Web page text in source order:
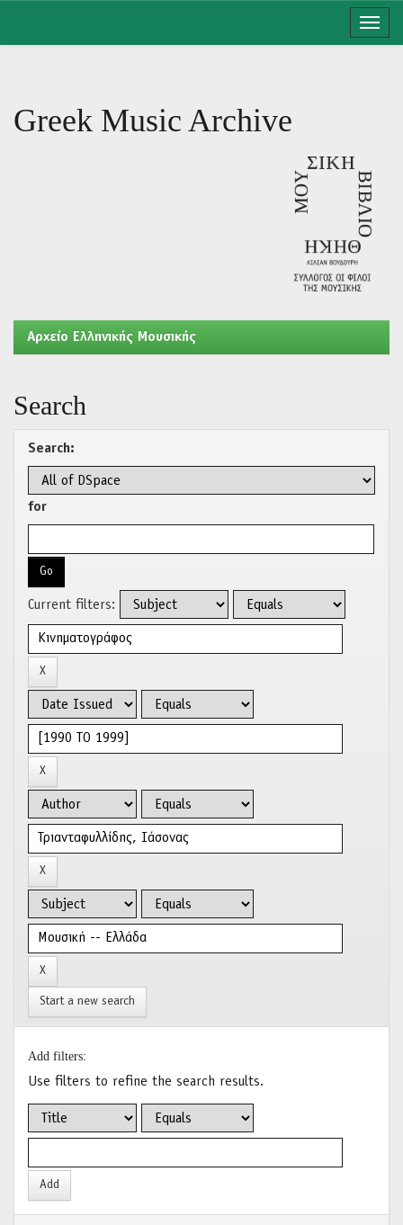
Greek Music Archive
Aρχείο Ελληνικής Μουσικής
Search
Search:
for
Current filters:
Start a new search
Add filters:
Use filters to refine the search results.